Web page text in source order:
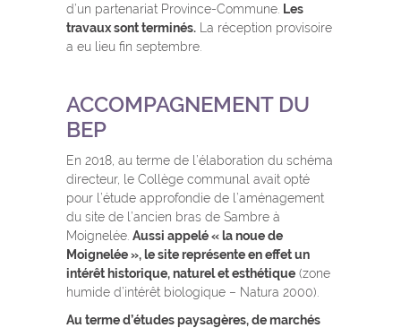
d’un partenariat Province-Commune. Les
travaux sont terminés. La réception provisoire
a eu lieu fin septembre.
ACCOMPAGNEMENT DU
BEP
En 2018, au terme de l’élaboration du schéma
directeur, le Collège communal avait opté
pour l’étude approfondie de l’aménagement
du site de l’ancien bras de Sambre à
Moignelée. Aussi appelé « la noue de
Moignelée », le site représente en effet un
intérêt historique, naturel et esthétique (zone
humide d’intérêt biologique – Natura 2000).
Au terme d’études paysagères, de marchés